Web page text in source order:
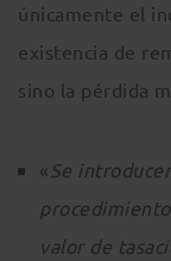
únicamente el
existencia de
sino la pérdida
« Se
valor de